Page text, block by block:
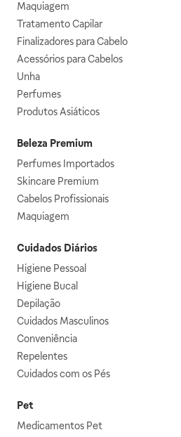
Maquiagem
Tratamento Capilar
Finalizadores para Cabelo
Acessórios para Cabelos
Unha
Perfumes
Produtos Asiáticos
Beleza Premium
Perfumes Importados
Skincare Premium
Cabelos Profissionais
Maquiagem
Cuidados Diários
Higiene Pessoal
Higiene Bucal
Depilação
Cuidados Masculinos
Conveniência
Repelentes
Cuidados com os Pés
Pet
Medicamentos Pet